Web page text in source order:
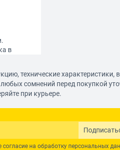
в
технические
сомнений перед покупкой
при курьере.
согласие на обработку персональных